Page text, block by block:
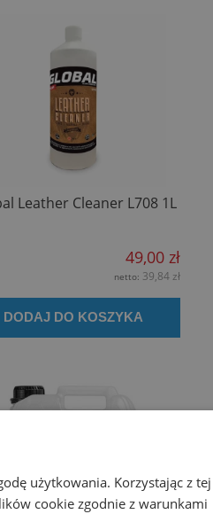
Leather Cleaner L708 1L
49,00 zł
netto: 39,84 zł
DODAJ DO KOSZYKA
użytkowania. Korzystając z tej
cookie zgodnie z warunkami